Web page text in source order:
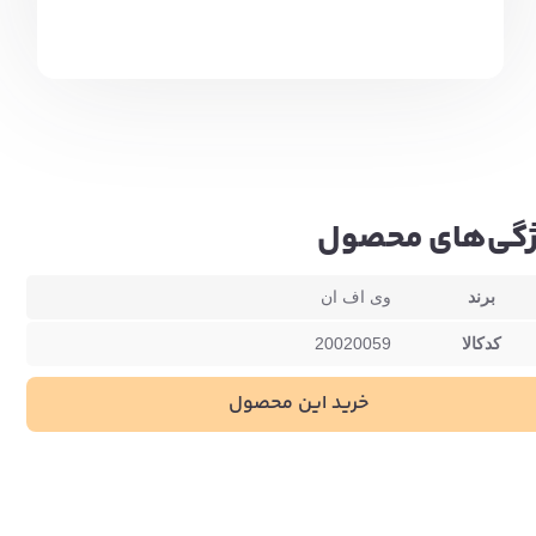
محصول
برند وی اف ان
کدکالا 20020059
خرید این محصول